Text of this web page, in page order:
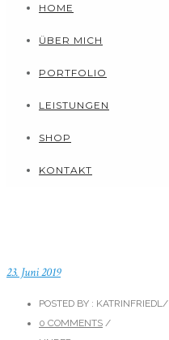
HOME
ÜBER MICH
PORTFOLIO
LEISTUNGEN
SHOP
KONTAKT
23. Juni 2019
POSTED BY : KATRINFRIEDL/
0 COMMENTS /